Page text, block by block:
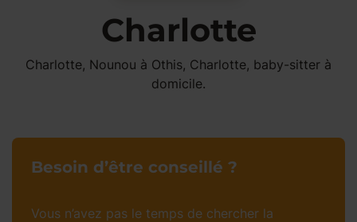
Charlotte
Charlotte, Nounou à Othis, Charlotte, baby-sitter à
domicile.
Besoin d’être conseillé ?
Vous n’avez pas le temps de chercher la